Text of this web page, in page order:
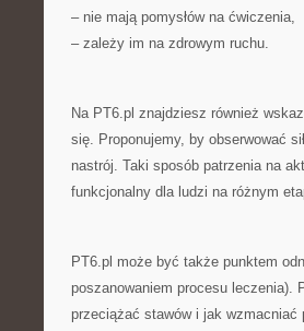
– nie mają pomysłów na ćwiczenia,
– zależy im na zdrowym ruchu.
Na PT6.pl znajdziesz również
się. Proponujemy, by obserwować
nastrój. Taki sposób patrzenia na
funkcjonalny dla ludzi na różnym
PT6.pl może być także punktem
poszanowaniem procesu leczenia).
przeciążać stawów i jak